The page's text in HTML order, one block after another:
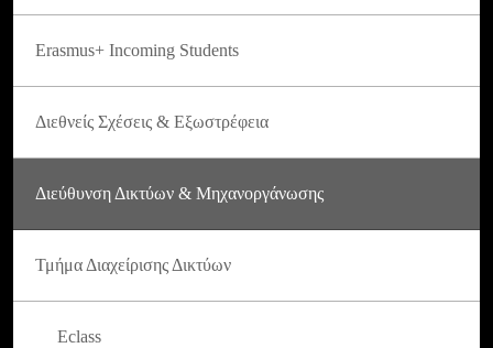
Erasmus+ Incoming Students
Διεθνείς Σχέσεις & Εξωστρέφεια
Διεύθυνση Δικτύων & Μηχανοργάνωσης
Τμήμα Διαχείρισης Δικτύων
Eclass